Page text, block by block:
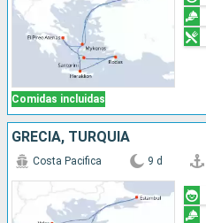
Comidas incluidas
GRECIA, TURQUÍA
Costa Pacifica 9 d